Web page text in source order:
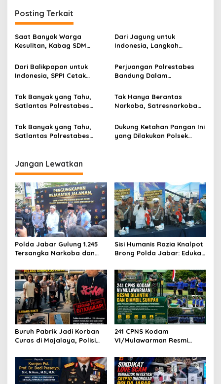
a
s
i
o
Posting Terkait
Saat Banyak Warga
Kesulitan, Kabag SDM
Membawa Harapan Lewat
Bantuan Pangan
Dari Jagung untuk
Indonesia, Langkah
Perhatian
Dari Balikpapan untuk
Indonesia, SPPI Cetak
Ketahanan Nasional
Perjuangan Polrestabes
Bandung Dalam
Ketahanan Pangan
Nasional
Tak Banyak yang Tahu,
Satlantas Polrestabes
Wujudkan Swasembada
Jagung Nasional
Tak Hanya Berantas
Narkoba, Satresnarkoba
Kawal Jagung Dukung Misi
Nasional
Tak Banyak yang Tahu,
Satlantas Polrestabes
Dukung Ketahan Pangan Ini
yang Dilakukan Polsek
Jangan Lewatkan
Polda Jabar Gulung 1.245
Tersangka Narkoba dan
Dimusnahkan
Sisi Humanis Razia Knalpot
Brong Polda Jabar: Edukasi
Knalpot Sukarela
Buruh Pabrik Jadi Korban
Curas di Majalaya, Polisi
Usai Buron
241 CPNS Kodam
VI/Mulawarman Resmi
Pengabdian sebagai PNS
Kementerian Pertahanan